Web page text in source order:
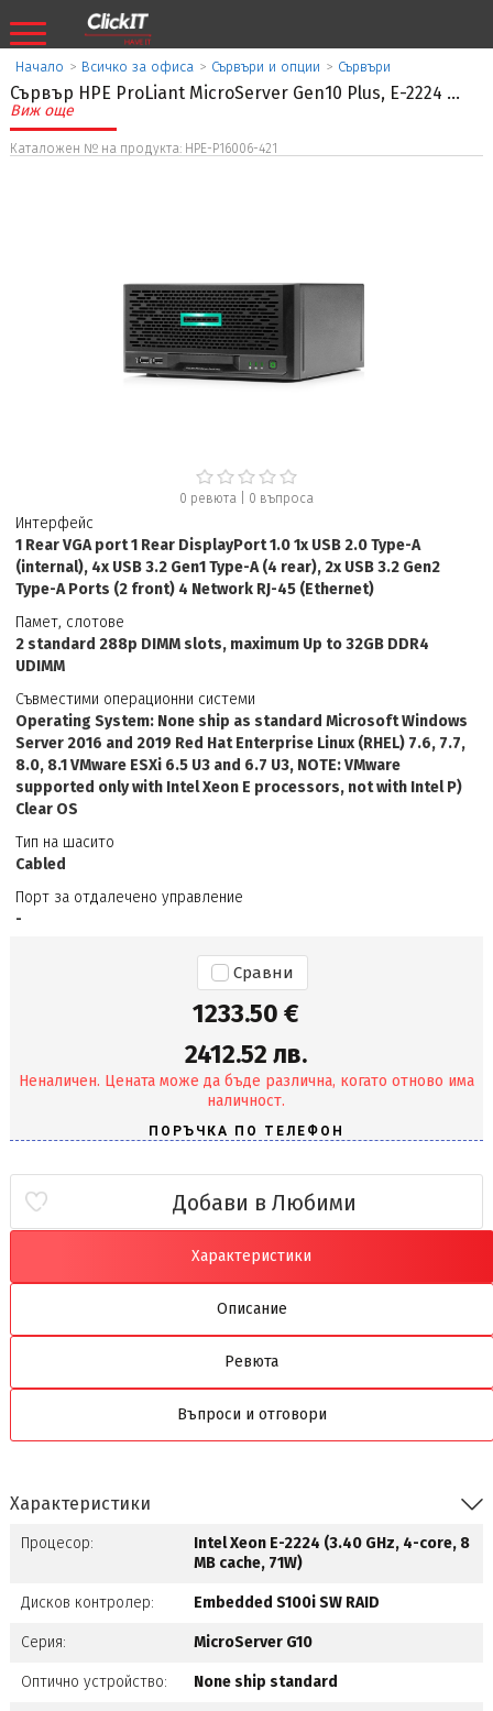
Начало > Всичко за офиса > Сървъри и опции > Сървъри
Сървър HPE ProLiant MicroServer Gen10 Plus, E-2224 ...
Виж още
Каталожен № на продукта: HPE-P16006-421
0 ревюта| 0 въпроса
Интерфейс
1 Rear VGA port 1 Rear DisplayPort 1.0 1x USB 2.0 Type-A
(internal), 4x USB 3.2 Gen1 Type-A (4 rear), 2x USB 3.2 Gen2
Type-A Ports (2 front) 4 Network RJ-45 (Ethernet)
Памет, слотове
2 standard 288p DIMM slots, maximum Up to 32GB DDR4
UDIMM
Съвместими операционни системи
Operating System: None ship as standard Microsoft Windows
Server 2016 and 2019 Red Hat Enterprise Linux (RHEL) 7.6, 7.7,
8.0, 8.1 VMware ESXi 6.5 U3 and 6.7 U3, NOTE: VMware
supported only with Intel Xeon E processors, not with Intel P)
Clear OS
Тип на шасито
Cabled
Порт за отдалечено управление
-
Сравни
1233.50 €
2412.52 лв.
Неналичен. Цената може да бъде различна, когато отново има
наличност.
Добави в Любими
Характеристики
Описание
Ревюта
Въпроси и отговори
Характеристики
Процесор:
Intel Xeon E-2224 (3.40 GHz, 4-core, 8
MB cache, 71W)
Дисков контролер: Embedded S100i SW RAID
Серия: MicroServer G10
Оптично устройство: None ship standard